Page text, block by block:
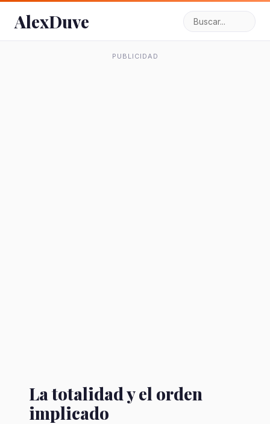
AlexDuve
PUBLICIDAD
La totalidad y el orden
implicado